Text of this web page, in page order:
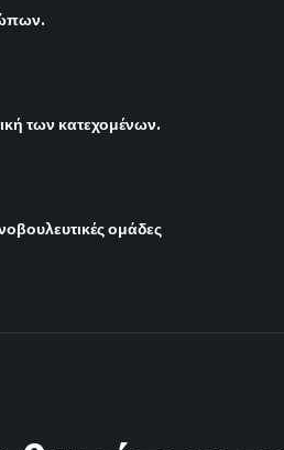
των κατεχομένων.
ομάδες